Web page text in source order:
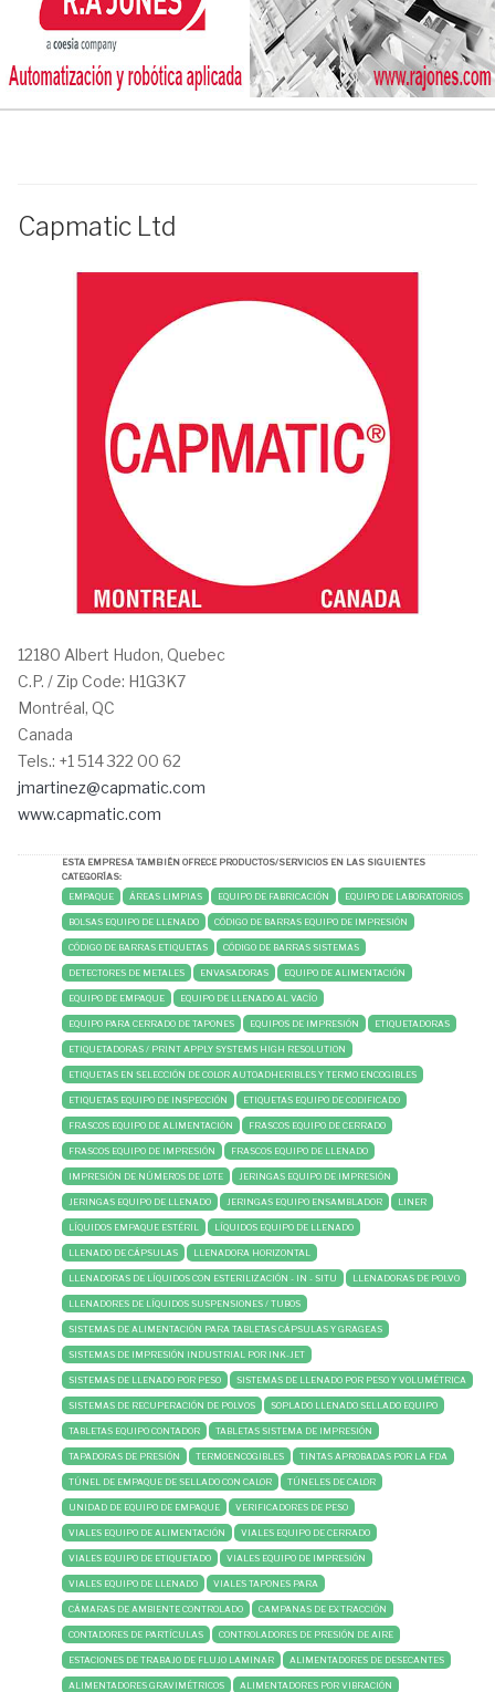
Capmatic Ltd
12180 Albert Hudon, Quebec
C.P. / Zip Code: H1G3K7
Montréal, QC
Canada
Tels.: +1 514 322 00 62
jmartinez@capmatic.com
www.capmatic.com
ESTA EMPRESA TAMBIÉN OFRECE PRODUCTOS/SERVICIOS EN LAS SIGUIENTES
CATEGORÍAS:
EMPAQUE
ÁREAS LIMPIAS EQUIPO DE FABRICACIÓN EQUIPO DE LABORATORIOS
BOLSAS EQUIPO DE LLENADO CÓDIGO DE BARRAS EQUIPO DE IMPRESIÓN
CÓDIGO DE BARRAS ETIQUETAS CÓDIGO DE BARRAS SISTEMAS
DETECTORES DE METALES ENVASADORAS EQUIPO DE ALIMENTACIÓN
EQUIPO DE EMPAQUE EQUIPO DE LLENADO AL VACÍO
EQUIPO PARA CERRADO DE TAPONES EQUIPOS DE IMPRESIÓN ETIQUETADORAS
ETIQUETADORAS / PRINT APPLY SYSTEMS HIGH RESOLUTION
ETIQUETAS EN SELECCIÓN DE COLOR AUTOADHERIBLES Y TERMO ENCOGIBLES
ETIQUETAS EQUIPO DE INSPECCIÓN ETIQUETAS EQUIPO DE CODIFICADO
FRASCOS EQUIPO DE ALIMENTACIÓN FRASCOS EQUIPO DE CERRADO
FRASCOS EQUIPO DE IMPRESIÓN FRASCOS EQUIPO DE LLENADO
IMPRESIÓN DE NÚMEROS DE LOTE JERINGAS EQUIPO DE IMPRESIÓN
JERINGAS EQUIPO DE LLENADO JERINGAS EQUIPO ENSAMBLADOR LINER
LÍQUIDOS EMPAQUE ESTÉRIL LÍQUIDOS EQUIPO DE LLENADO
LLENADO DE CÁPSULAS LLENADORA HORIZONTAL
LLENADORAS DE LÍQUIDOS CON ESTERILIZACIÓN - IN - SITU LLENADORAS DE POLVO
LLENADORES DE LÍQUIDOS SUSPENSIONES / TUBOS
SISTEMAS DE ALIMENTACIÓN PARA TABLETAS CÁPSULAS Y GRAGEAS
SISTEMAS DE IMPRESIÓN INDUSTRIAL POR INK-JET
SISTEMAS DE LLENADO POR PESO SISTEMAS DE LLENADO POR PESO Y VOLUMÉTRICA
SISTEMAS DE RECUPERACIÓN DE POLVOS SOPLADO LLENADO SELLADO EQUIPO
TABLETAS EQUIPO CONTADOR TABLETAS SISTEMA DE IMPRESIÓN
TAPADORAS DE PRESIÓN TERMOENCOGIBLES TINTAS APROBADAS POR LA FDA
TÚNEL DE EMPAQUE DE SELLADO CON CALOR TÚNELES DE CALOR
UNIDAD DE EQUIPO DE EMPAQUE VERIFICADORES DE PESO
VIALES EQUIPO DE ALIMENTACIÓN VIALES EQUIPO DE CERRADO
VIALES EQUIPO DE ETIQUETADO VIALES EQUIPO DE IMPRESIÓN
VIALES EQUIPO DE LLENADO VIALES TAPONES PARA
CÁMARAS DE AMBIENTE CONTROLADO CAMPANAS DE EXTRACCIÓN
CONTADORES DE PARTÍCULAS CONTROLADORES DE PRESIÓN DE AIRE
ESTACIONES DE TRABAJO DE FLUJO LAMINAR ALIMENTADORES DE DESECANTES
ALIMENTADORES GRAVIMÉTRICOS ALIMENTADORES POR VIBRACIÓN